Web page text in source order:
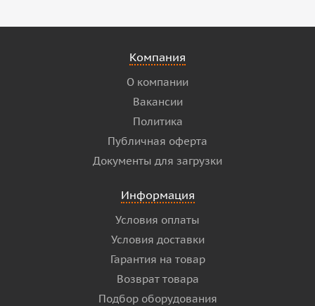
Компания
О компании
Вакансии
Политика
Публичная оферта
Документы для загрузки
Информация
Условия оплаты
Условия доставки
Гарантия на товар
Возврат товара
Подбор оборудования